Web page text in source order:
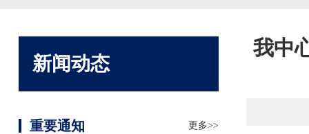
新闻动态
重要通知 更多>>
我中